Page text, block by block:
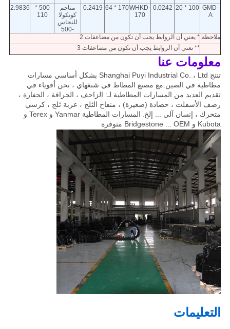
GMD-
A
100 * 20
0.0242
WHKD-
170
170 * 64
0.2419
مناجم
كونكولا
للنحاس
-500
500 *
110
2.9836
ملاحظة:* يعني أن الروابط يجب أن تكون من مضاعفات 2
** تعني أن الروابط يجب أن تكون من مضاعفات 3
معلومات عنا
تنتج Shanghai Puyi Industrial Co. ، Ltd بشكل أساسي مسارات
مطاطية في الصين.مع مصنع المطاط في شنغهاي ، نحن أقوياء في
تقديم العديد من المسارات المطاطية لـ: الزاحف ، الجرافة ، الحفارة ،
رصف الأسفلت ، حصادة (صغيرة) ، منفاخ الثلج ، عربة ثلج ، كرسي
متحرك ، إنسان آلي ... إلخ.
المسارات المطاطية Yanmar و Terex و
Kubota و Bridgestone ... OEM متوفرة
التعليمات